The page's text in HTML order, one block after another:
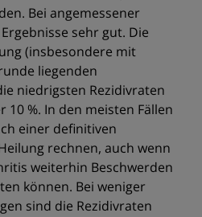
Bei angemessener
sehr gut. Die
(insbesondere mit
liegenden
niedrigsten Rezidivraten
%. In den meisten Fällen
einer definitiven
rechnen, auch wenn
weiterhin Beschwerden
können. Bei weniger
sind die Rezidivraten